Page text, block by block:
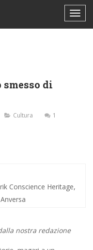
di
Cultura 1
Conscience Heritage,
Anversa
nostra redazione